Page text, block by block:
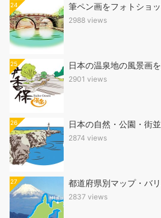
24 筆ペン画をフォトショ
2988 views
25 日本の温泉地の風景画
2901 views
26 日本の自然・公園・街
2874 views
27 都道府県別マップ・バ
2837 views